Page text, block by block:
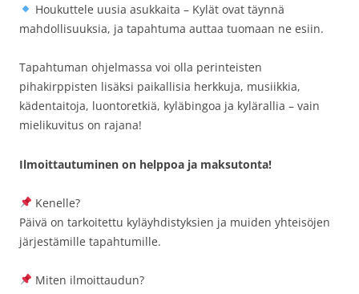
Houkuttele uusia asukkaita – Kylät ovat täynnä
mahdollisuuksia, ja tapahtuma auttaa tuomaan ne esiin.
Tapahtuman ohjelmassa voi olla perinteisten
pihakirppisten lisäksi paikallisia herkkuja, musiikkia,
kädentaitoja, luontoretkiä, kyläbingoa ja kylärallia – vain
mielikuvitus on rajana!
Ilmoittautuminen on helppoa ja maksutonta!
Kenelle?
Päivä on tarkoitettu kyläyhdistyksien ja muiden yhteisöjen
järjestämille tapahtumille.
Miten ilmoittaudun?